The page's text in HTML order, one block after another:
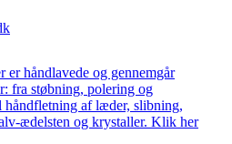
håndlavede og gennemgår
fra støbning, polering og
håndfletning af læder, slibning,
ædelsten og krystaller. Klik her